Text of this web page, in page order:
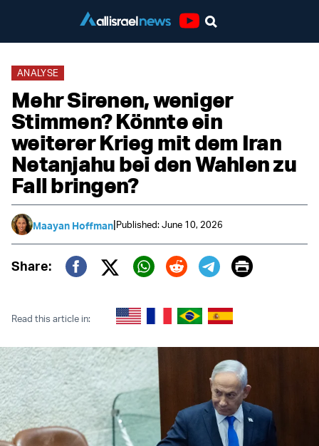
ANALYSE
Mehr Sirenen, weniger
Stimmen? Könnte ein
weiterer Krieg mit dem Iran
Netanjahu bei den Wahlen zu
Fall bringen?
Maayan Hoffman|Published: June 10, 2026
Share:
Twitter (X)
Print
Read this article in: